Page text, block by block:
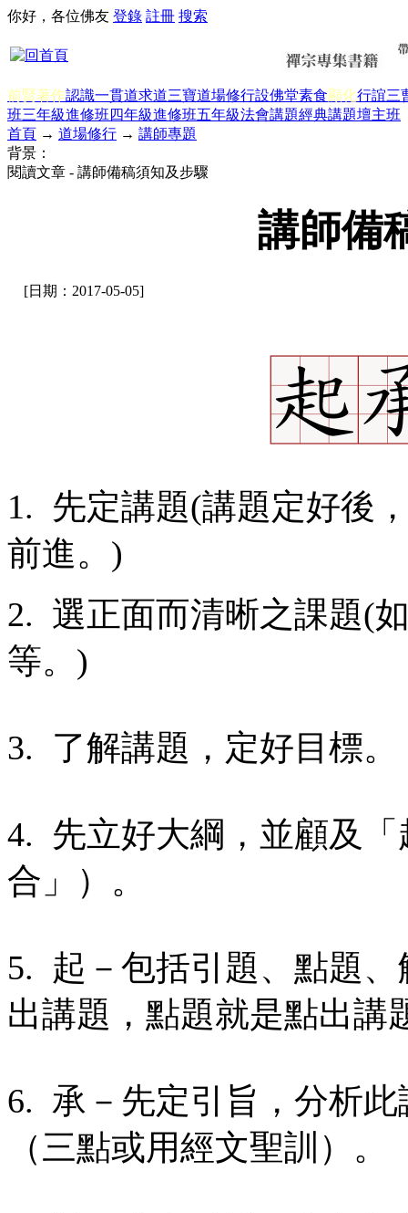
你好，各位佛友 登錄 註冊 搜索
前賢著作認識一貫道求道三寶道場修行設佛堂素食顯化行誼三
班三年級進修班四年級進修班五年級法會講題經典講題壇主班
首頁 → 道場修行 → 講師專題
背景：
閱讀文章 - 講師備稿須知及步驟
講師備
[日期：2017-05-05]
1. 先定講題(講題定好後
前進。)
2. 選正面而清晰之課題(
等。)
3. 了解講題，定好目標。
4. 先立好大綱，並顧及
合」）。
5. 起－包括引題、點題
出講題，點題就是點出講
6. 承－先定引旨，分析
（三點或用經文聖訓）。